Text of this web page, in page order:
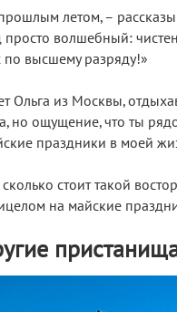
летом, –
волшебный:
по высшему разряду!»
Ольга из Москвы,
но ощущение, что ты
праздники в моей
стоит такой
на майские